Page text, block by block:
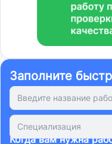
Заполните
Специализация
Когда вам нужна